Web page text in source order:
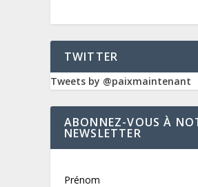
TWITTER
Tweets by @paixmaintenant
ABONNEZ-VOUS À
NEWSLETTER
Prénom